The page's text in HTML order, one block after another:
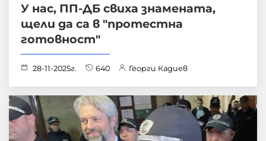
У нас, ПП-ДБ свиха знамената,
щели да са в "протестна
готовност"
28-11-2025г. 640 Георги Кадиев